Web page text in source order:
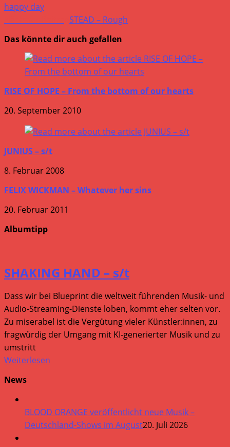
happy day
STEAD – Rough
Das könnte dir auch gefallen
RISE OF HOPE – From the bottom of our hearts
20. September 2010
JUNIUS – s/t
8. Februar 2008
FELIX WICKMAN – Whatever her sins
20. Februar 2011
Albumtipp
SHAKING HAND – s/t
Dass wir bei Blueprint die weltweit führenden Musik- und
Audio-Streaming-Dienste loben, kommt eher selten vor.
Zu miserabel ist die Vergütung vieler Künstler:innen, zu
fragwürdig der Umgang mit KI-generierter Musik und zu
umstritt
Weiterlesen
News
BLOOD ORANGE veröffentlicht neue Musik –
Deutschland-Shows im August20. Juli 2026